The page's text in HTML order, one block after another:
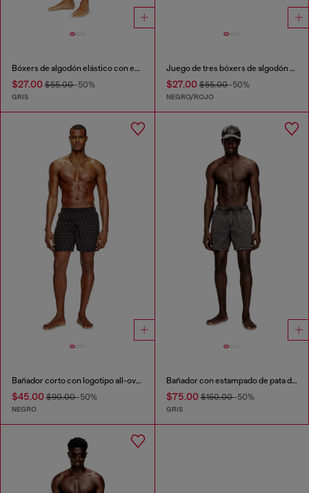
Bóxers de algodón elástico con estampado tonal
$27.00 $55.00-50%
GRIS
Juego de tres bóxers de algodón elástico
$27.00$55.00-50%
NEGRO/ROJO
Bañador corto con logotipo all-over
$45.00 $90.00-50%
NEGRO
Bañador con estampado de pata de gallo desvaído
$75.00$150.00-50%
GRIS